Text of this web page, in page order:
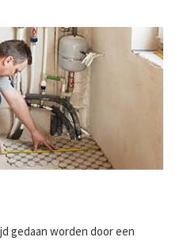
gedaan worden door een